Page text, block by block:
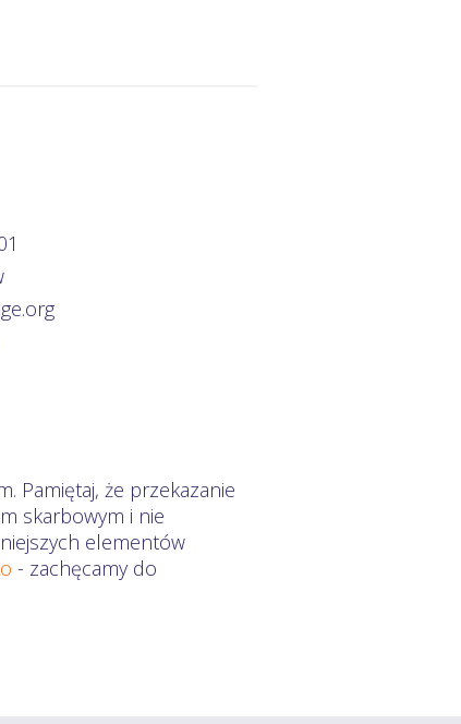
Pamiętaj, że przekazanie
skarbowym i nie
elementów
- zachęcamy do